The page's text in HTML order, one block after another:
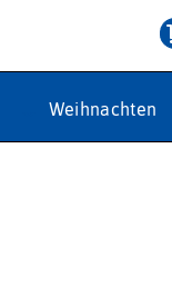
Weihnachten